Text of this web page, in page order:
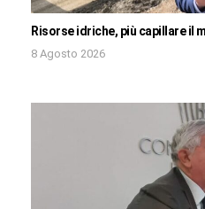
Risorse idriche, più capillare il
8 Agosto 2026